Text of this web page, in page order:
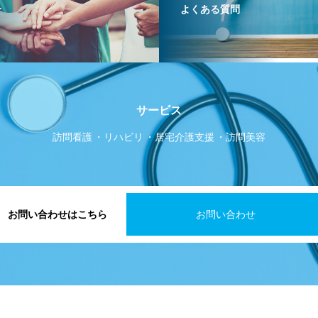
よくある質問
サービス
訪問看護 リハビリ 居宅介護支援 訪問美容
お問い合わせはこちら お問い合わせ